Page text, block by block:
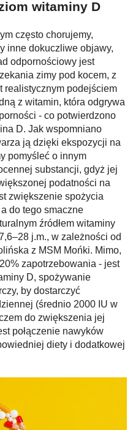
witaminy D
często chorujemy,
inne dokuczliwe objawy,
odpornościowy jest
zimy pod kocem, z
realistycznym podejściem
z witamin, która odgrywa
- co potwierdzono
D. Jak wspomniano
ją dzięki ekspozycji na
pomyśleć o innym
substancji, gdyż jej
podatności na
zwiększenie spożycia
do tego smaczne
źródłem witaminy
j.m., w zależności od
z MSM Mońki. Mimo,
zapotrzebowania - jest
D, spożywanie
by dostarczyć
(średnio 2000 IU w
do zwiększenia jej
połączenie nawyków
diety i dodatkowej